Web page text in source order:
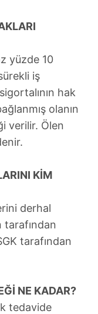
yüzde 10
iş
hak
olanın
verilir. Ölen
KİM
derhal
tarafından
tarafından
NE KADAR?
tedavide